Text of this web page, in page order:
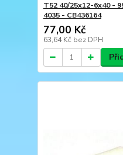
T52 40/25x12-6x40 -
4035 - CB436164
77,00 Kč
63,64 Kč bez DPH